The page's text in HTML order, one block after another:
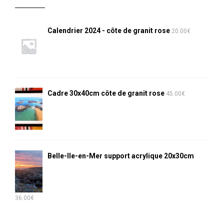
Calendrier 2024 - côte de granit rose 20.00€
Cadre 30x40cm côte de granit rose 45.00€
Belle-Ile-en-Mer support acrylique 20x30cm
36.00€